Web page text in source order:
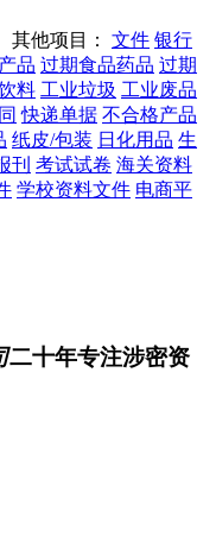
其他项目： 文件 银行
品 过期食品药品 过期
料 工业垃圾 工业废品
快递单据 不合格产品
纸皮/包装 日化用品 生
刊 考试试卷 海关资料
学校资料文件 电商平
二十年专注涉密资